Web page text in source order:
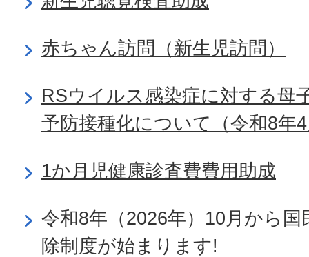
赤ちゃん訪問（新生児訪問）
RSウイルス感染症に対する母
予防接種化について（令和8年
1か月児健康診査費費用助成
令和8年（2026年）10月から
除制度が始まります!